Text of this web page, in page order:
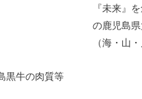
黒牛の肉質等
『未来』を創り、
の鹿児島
（海・山
め、果物